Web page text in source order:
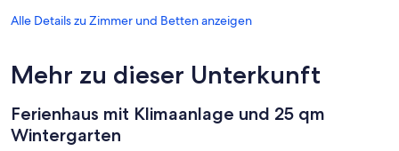
Alle Details zu Zimmer und Betten anzeigen
Mehr zu dieser Unterkunft
Ferienhaus mit Klimaanlage und 25 qm
Wintergarten